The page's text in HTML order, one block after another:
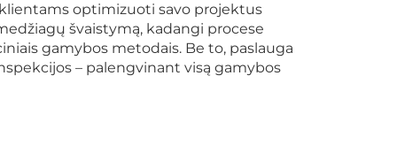
optimizuoti savo projektus
švaistymą, kadangi procese
gamybos metodais. Be to, paslauga
– palengvinant visą gamybos